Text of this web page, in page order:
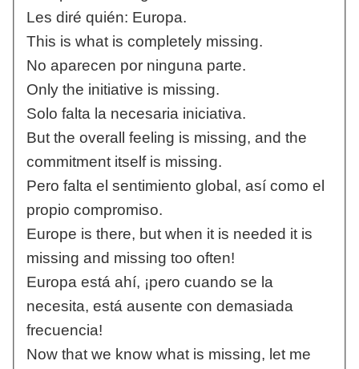
Les diré quién: Europa.
This is what is completely missing.
No aparecen por ninguna parte.
Only the initiative is missing.
Solo falta la necesaria iniciativa.
But the overall feeling is missing, and the
commitment itself is missing.
Pero falta el sentimiento global, así como el
propio compromiso.
Europe is there, but when it is needed it is
missing and missing too often!
Europa está ahí, ¡pero cuando se la
necesita, está ausente con demasiada
frecuencia!
Now that we know what is missing, let me